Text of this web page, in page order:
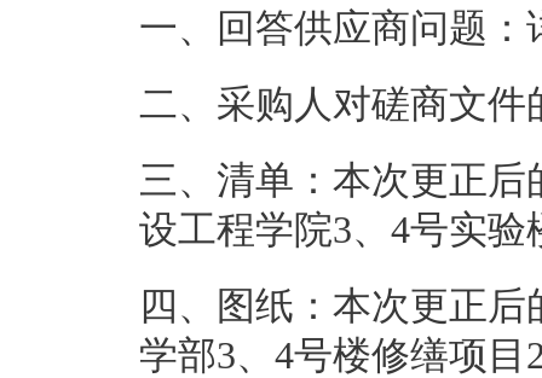
一、回答供应商问题：
二、 采购人对磋商文件
三、清单：本次更正后
设工程学院3、4号实验
四 、图纸：本次更正后
学部3、4号楼修缮项目